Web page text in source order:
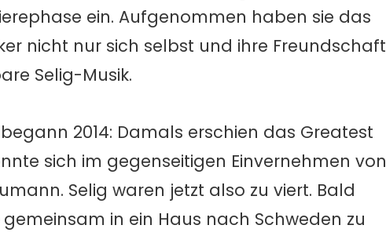
ein. Aufgenommen haben sie das
nicht nur sich selbst und ihre Freundschaft
Selig-Musik.
2014: Damals erschien das Greatest
sich im gegenseitigen Einvernehmen von
Selig waren jetzt also zu viert. Bald
in ein Haus nach Schweden zu